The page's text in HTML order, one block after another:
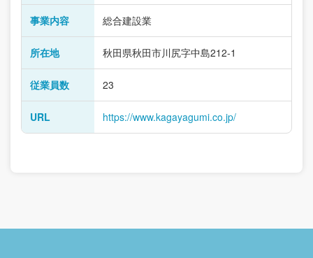
事業内容 総合建設業
所在地 秋田県秋田市川尻字中島212-1
従業員数 23
URL https://www.kagayagumi.co.jp/